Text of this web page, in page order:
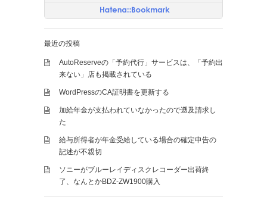
最近の投稿
AutoReserveの「予約代行」サービスは、「予約出
来ない」店も掲載されている
WordPressのCA証明書を更新する
加給年金が支払われていなかったので遡及請求し
た
給与所得者が年金受給している場合の確定申告の
記述が不親切
ソニーがブルーレイディスクレコーダー出荷終
了、なんとかBDZ-ZW1900購入